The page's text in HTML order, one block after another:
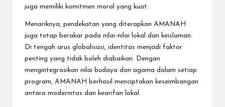
juga memiliki komitmen moral yang kuat.
Menariknya, pendekatan yang diterapkan AMANAH
juga tetap berakar pada nilai-nilai lokal dan keislaman.
Di tengah arus globalisasi, identitas menjadi faktor
penting yang tidak boleh diabaikan. Dengan
mengintegrasikan nilai budaya dan agama dalam setiap
program, AMANAH berhasil menciptakan keseimbangan
antara modernitas dan kearifan lokal.